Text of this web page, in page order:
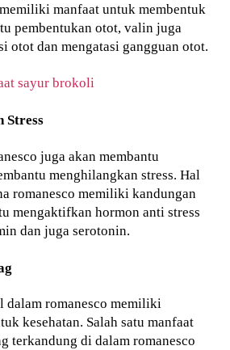
manfaat untuk membentuk
pembentukan otot, valin juga
otot dan mengatasi gangguan otot.
sayur brokoli
Stress
juga akan membantu
menghilangkan stress. Hal
romanesco memiliki kandungan
mengaktifkan hormon anti stress
dan juga serotonin.
dalam romanesco memiliki
kesehatan. Salah satu manfaat
terkandung di dalam romanesco